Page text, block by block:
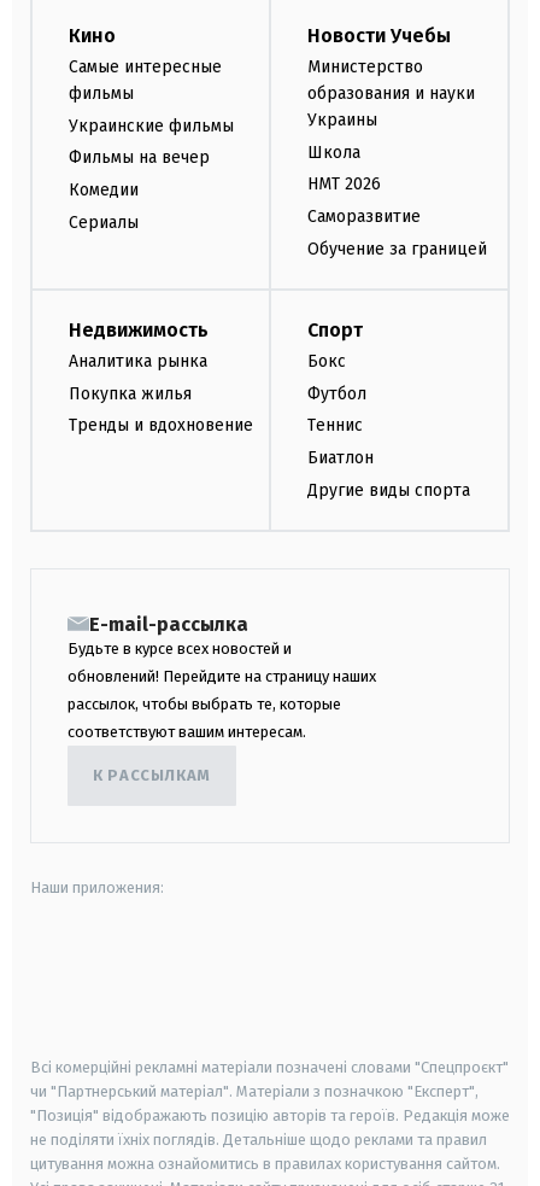
Кино
Самые интересные
фильмы
Украинские фильмы
Фильмы на вечер
Комедии
Сериалы
Новости Учебы
Министерство
образования и науки
Украины
Школа
НМТ 2026
Саморазвитие
Обучение за границей
Недвижимость
Аналитика рынка
Покупка жилья
Тренды и вдохновение
Спорт
Бокс
Футбол
Теннис
Биатлон
Другие виды спорта
E-mail-рассылка
Будьте в курсе всех новостей и
обновлений! Перейдите на страницу наших
рассылок, чтобы выбрать те, которые
соответствуют вашим интересам.
К РАССЫЛКАМ
Наши приложения:
Всі комерційні рекламні матеріали позначені словами "Спецпроєкт"
чи "Партнерський матеріал". Матеріали з позначкою "Експерт",
"Позиція" відображають позицію авторів та героїв. Редакція може
не поділяти їхніх поглядів. Детальніше щодо реклами та правил
цитування можна ознайомитись в правилах користування сайтом.